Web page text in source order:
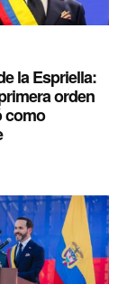
la Espriella:
orden
como